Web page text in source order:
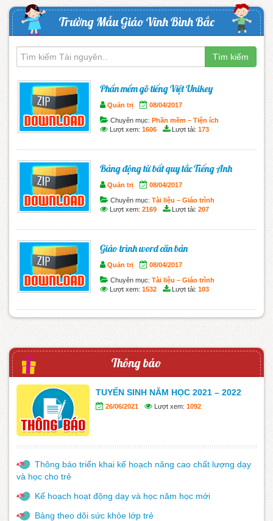
Trường Mẫu Giáo Vĩnh Bình Bắc
Tìm kiếm
Phần mềm gõ tiếng Việt Unikey
Quản trị 08/04/2017
Chuyên mục: Phần mềm – Tiện ích
Lượt xem: 1606 Lượt tải: 173
Bảng động từ bất quy tắc Tiếng Anh
Quản trị 08/04/2017
Chuyên mục: Tài liệu – Giáo trình
Lượt xem: 2169 Lượt tải: 207
Giáo trình word căn bản
Quản trị 08/04/2017
Chuyên mục: Tài liệu – Giáo trình
Lượt xem: 1532 Lượt tải: 103
Thông báo
TUYỂN SINH NĂM HỌC 2021 – 2022
26/06/2021 Lượt xem: 1092
Thông báo triển khai kế hoạch nâng cao chất lượng dạy
và học cho trẻ
Kế hoạch hoạt động dạy và học năm học mới
Bảng theo dõi sức khỏe lớp trẻ